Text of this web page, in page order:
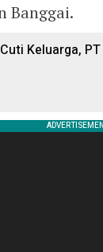
Banggai.
Keluarga,